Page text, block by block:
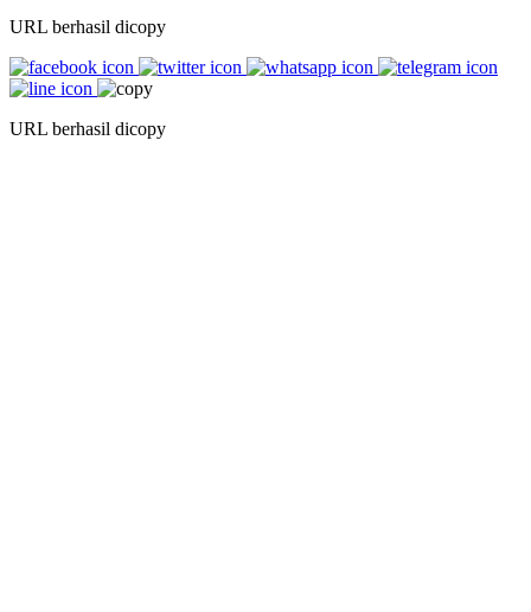
URL berhasil dicopy
URL berhasil dicopy